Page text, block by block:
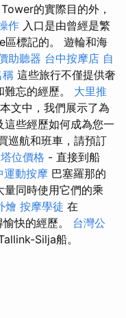
Tower的實際目的外，
作 入口是由曾經是繁
區標記的。 遊輪和海
助聽器 台中按摩店 自
稱 這些旅行不僅提供奢
忘的經歷。 大里推
文中，我們展示了為
些經歷如何成為您一
巡航和班車，請預訂
塔位價格 - 直接到船
運動按摩 巴塞羅那的
同時使用它們的乘
燴 按摩學徒 在
快的經歷。 台灣公
Silja船。